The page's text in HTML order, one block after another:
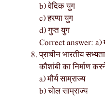
b) वेदिक युग
c) हरप्पा युग
d) गुप्त युग
Correct answer: a)
प्राचीन भारतीय
कौशांबी का निर्माण
a) मौर्य साम्राज्य
b) चोल साम्राज्य